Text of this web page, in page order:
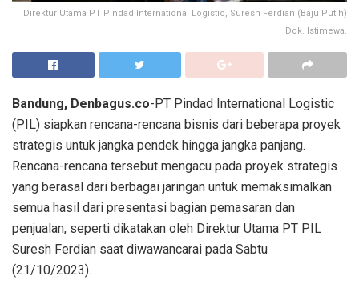
Direktur Utama PT Pindad International Logistic, Suresh Ferdian (Baju Putih)
Dok. Istimewa.
Bandung, Denbagus.co-PT Pindad International Logistic
(PIL) siapkan rencana-rencana bisnis dari beberapa proyek
strategis untuk jangka pendek hingga jangka panjang.
Rencana-rencana tersebut mengacu pada proyek strategis
yang berasal dari berbagai jaringan untuk memaksimalkan
semua hasil dari presentasi bagian pemasaran dan
penjualan, seperti dikatakan oleh Direktur Utama PT PIL
Suresh Ferdian saat diwawancarai pada Sabtu
(21/10/2023).